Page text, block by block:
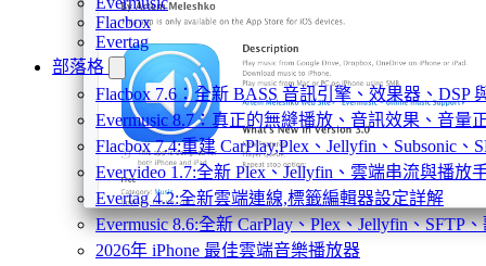
Flacbox
Evertag
部落格
Flacbox 7.6：全新 BASS 音訊引擎、效果器、DSP
Evermusic 8.7：真正的無縫播放、音訊效果、音量
Flacbox 7.4:重建 CarPlay,Plex、Jellyfin、Subsonic、
Evervideo 1.7:全新 Plex、Jellyfin、雲端串流與播放
Evertag 4.2:全新雲端連線,標籤編輯器設定詳解
Evermusic 8.6:全新 CarPlay、Plex、Jellyfin、SFTP
2026年 iPhone 最佳雲端音樂播放器